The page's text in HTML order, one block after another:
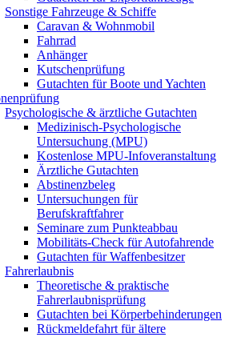
Sonstige Fahrzeuge & Schiffe
Caravan & Wohnmobil
Fahrrad
Anhänger
Kutschenprüfung
Gutachten für Boote und Yachten
Psychologische & ärztliche Gutachten
Medizinisch-Psychologische
Untersuchung (MPU)
Kostenlose MPU-Infoveranstaltung
Ärztliche Gutachten
Abstinenzbeleg
Untersuchungen für
Berufskraftfahrer
Seminare zum Punkteabbau
Mobilitäts-Check für Autofahrende
Gutachten für Waffenbesitzer
Fahrerlaubnis
Theoretische & praktische
Fahrerlaubnisprüfung
Gutachten bei Körperbehinderungen
Rückmeldefahrt für ältere